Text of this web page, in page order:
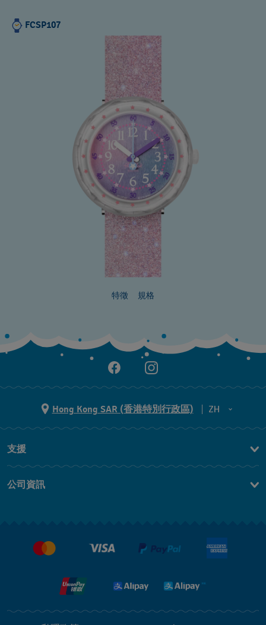
FCSP107
特徵 規格
Hong Kong SAR (香港特別行政區)
ZH
ZH
支援
常見問題
公司資訊